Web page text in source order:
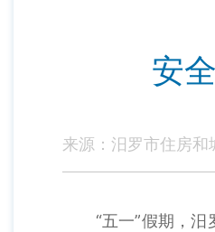
安
来源：汨罗市住房和
“五一”假期，汨罗